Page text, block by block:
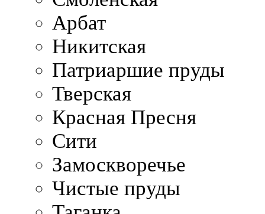
Арбат
Никитская
Патриаршие пруды
Тверская
Красная Пресня
Сити
Замоскворечье
Чистые пруды